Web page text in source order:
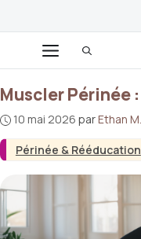
contenu Menu
Périnée & Rééducation
Muscler Périnée
10 mai 2026 parEthan M.